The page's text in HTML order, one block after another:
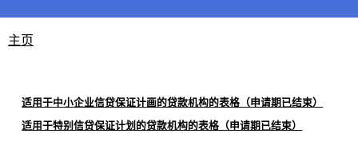
主页
适用于中小企业信贷保证计画的贷款机构的表格（申请期已结束）
适用于特别信贷保证计划的贷款机构的表格（申请期已结束）